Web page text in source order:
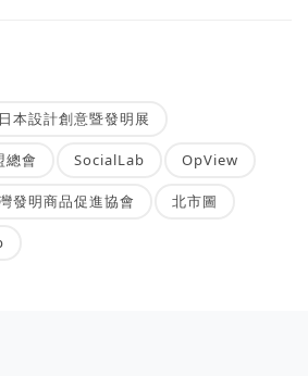
本設計創意暨發明展
總會 SocialLab OpView
發明商品促進協會 北市圖